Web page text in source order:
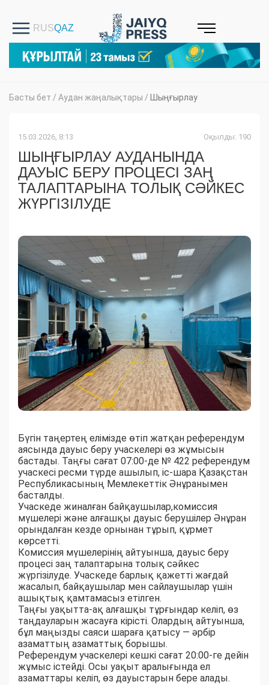
Басты бет / Аудан жаңалықтары / Шыңғырлау
15.03.2026, 8:13 Оқылды: 190
ШЫҢҒЫРЛАУ АУДАНЫНДА
ДАУЫС БЕРУ ПРОЦЕСІ ЗАҢ
ТАЛАПТАРЫНА ТОЛЫҚ СӘЙКЕС
ЖҮРГІЗІЛУДЕ
Бүгін таңертең елімізде өтіп жатқан референдум
аясында дауыс беру учаскелері өз жұмысын
бастады. Таңғы сағат 07:00-де № 422 референдум
учаскесі ресми түрде ашылып, іс-шара Қазақстан
Республикасының Мемлекеттік Әнұранымен
басталды.
Учаскеде жиналған байқаушылар,комиссия
мүшелері және алғашқы дауыс берушілер Әнұран
орындалған кезде орнынан тұрып, құрмет
көрсетті.
Комиссия мүшелерінің айтуынша, дауыс беру
процесі заң талаптарына толық сәйкес
жүргізілуде. Учаскеде барлық қажетті жағдай
жасалып, байқаушылар мен сайлаушылар үшін
ашықтық қамтамасыз етілген.
Таңғы уақытта-ақ алғашқы тұрғындар келіп, өз
таңдауларын жасауға кірісті. Олардың айтуынша,
бұл маңызды саяси шараға қатысу — әрбір
азаматтың азаматтық борышы.
Референдум учаскелері кешкі сағат 20:00-ге дейін
жұмыс істейді. Осы уақыт аралығында ел
азаматтары келіп, өз дауыстарын бере алады.